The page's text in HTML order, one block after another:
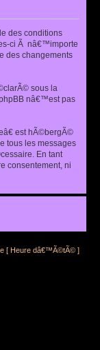
des conditions
ci Ã nâ€™importe
des changements
sous la
nâ€™est pas
est hÃ©bergÃ©
tous les messages
En tant
consentement, ni
[ Heure dâ€™Ã©tÃ© ]